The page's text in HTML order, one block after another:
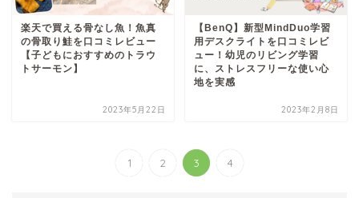
楽天で買える骨なし魚！魚真
の骨取り鮭を口コミレビュー
【子どもにおすすめのトラウ
トサーモン】
2023年5月22日
【BenQ】新型MindDuo学習
用デスクライトを口コミレビ
ュー！幼児のリビング学習
に、ストレスフリーな使い心
地を実感
2023年2月8日
1 2 3 4